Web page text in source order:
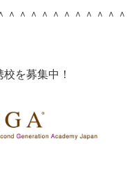
＾＾＾＾＾＾＾＾＾＾
を募集中！